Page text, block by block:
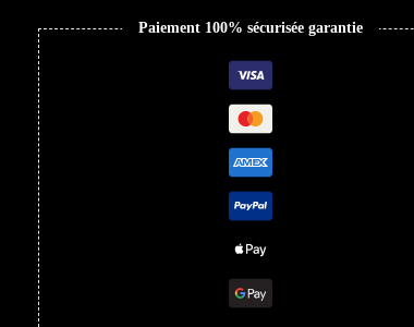
Paiement 100% sécurisée garantie